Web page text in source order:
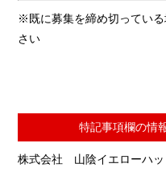
※既に募集を締め切ってい
さい
特記事項欄の情
株式会社 山陰イエローハッ